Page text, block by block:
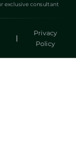
exclusive consultant
|
Privacy
Policy